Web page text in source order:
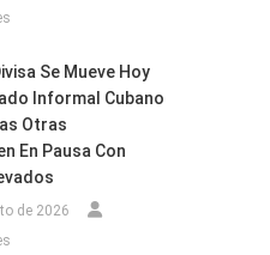
Se Mueve Hoy
Informal Cubano
Otras
En Pausa Con
de 2026